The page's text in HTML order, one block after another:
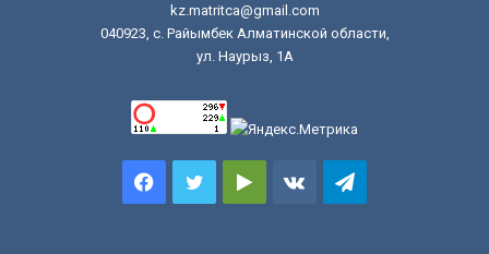
kz.matritca@gmail.com
040923, с. Райымбек Алматинской области,
ул. Наурыз, 1А
FacebookTwitterGoogle vk.comTelegram